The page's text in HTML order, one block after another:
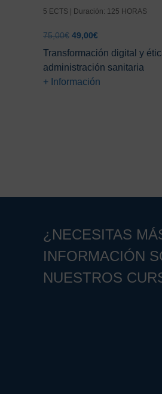
5 ECTS | Duración: 125 HORAS
75,00€ El
original
era:
75,00€.
49,00€El
precio
actual
es:
49,00€.
Transformación digital y
administración sanitaria
+ Información
¿NECESITAS
INFORMACIÓN
NUESTROS